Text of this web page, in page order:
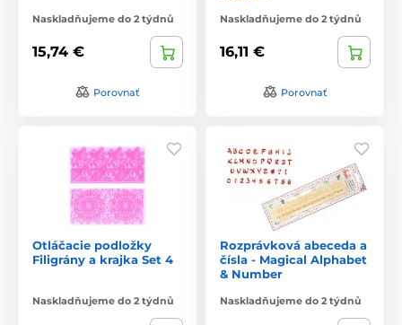
Naskladňujeme do 2 týdnů
15,74 €
Porovnať
Naskladňujeme do 2 týdnů
16,11 €
Porovnať
Otláčacie podložky
Filigrány a krajka Set 4
Naskladňujeme do 2 týdnů
Rozprávková abeceda a
čísla - Magical Alphabet
& Number
Naskladňujeme do 2 týdnů